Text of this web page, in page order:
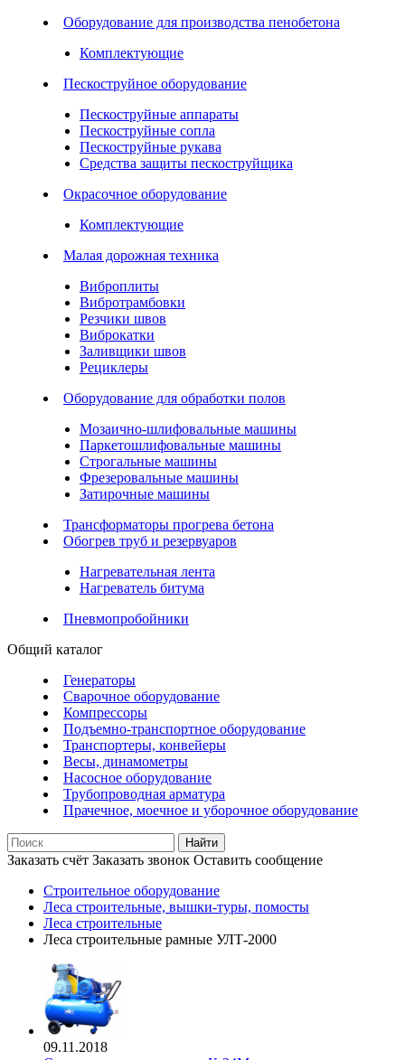
Оборудование для производства пенобетона
Комплектующие
Пескоструйное оборудование
Пескоструйные аппараты
Пескоструйные сопла
Пескоструйные рукава
Средства защиты пескоструйщика
Окрасочное оборудование
Комплектующие
Малая дорожная техника
Виброплиты
Вибротрамбовки
Резчики швов
Виброкатки
Заливщики швов
Рециклеры
Оборудование для обработки полов
Мозаично-шлифовальные машины
Паркетошлифовальные машины
Строгальные машины
Фрезеровальные машины
Затирочные машины
Трансформаторы прогрева бетона
Обогрев труб и резервуаров
Нагревательная лента
Нагреватель битума
Пневмопробойники
Общий каталог
Генераторы
Сварочное оборудование
Компрессоры
Подъемно-транспортное оборудование
Транспортеры, конвейеры
Весы, динамометры
Насосное оборудование
Трубопроводная арматура
Прачечное, моечное и уборочное оборудование
Найти
Заказать счёт Заказать звонок Оставить сообщение
Строительное оборудование
Леса строительные, вышки-туры, помосты
Леса строительные
Леса строительные рамные УЛТ-2000
09.11.2018